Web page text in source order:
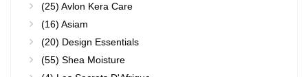
(25) Avlon Kera Care
(16) Asiam
(20) Design Essentials
(55) Shea Moisture